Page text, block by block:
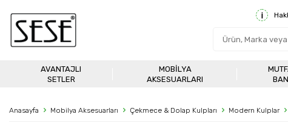
AVANTAJLI
SETLER
MOBILYA
AKSESUARLARI
Anasayfa Mobilya Aksesuarları Çekmece & Dolap Kulpları Modern Kulplar